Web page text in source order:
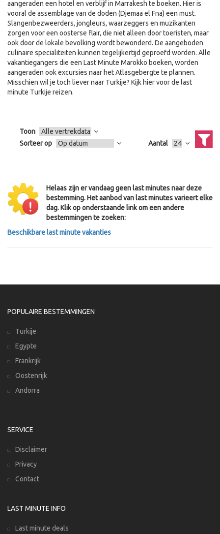
aangeraden een hotel en verblijf in Marrakesh te boeken. Hier is
vooral de assemblage van de doden (Djemaa el Fna) een must.
Slangenbezweerders, jongleurs, waarzeggers en muzikanten
zorgen voor een oosterse flair, die niet alleen door toeristen, maar
ook door de lokale bevolking wordt bewonderd. De aangeboden
culinaire specialiteiten kunnen tegelijkertijd geproefd worden. Alle
vakantiegangers die een Last Minute Marokko boeken, worden
aangeraden ook excursies naar het Atlasgebergte te plannen.
Misschien wil je toch liever naar Turkije? Kijk hier voor de last
minute Turkije reizen.
Toon
Sorteer op
Aantal
Helaas zijn er vandaag geen last minutes naar deze
bestemming. Het aanbod van last minutes varieert elke
dag. Klik op onderstaande link om een andere
bestemmingen te zoeken:
Beschikbare last minute vakanties
POPULAIRE BESTEMMINGEN
Turkije
Egypte
Frankrijk
Oostenrijk
Andorra
SERVICE
Disclaimer
Privacy
Contact
LAST MINUTE INFO
Last minute deals